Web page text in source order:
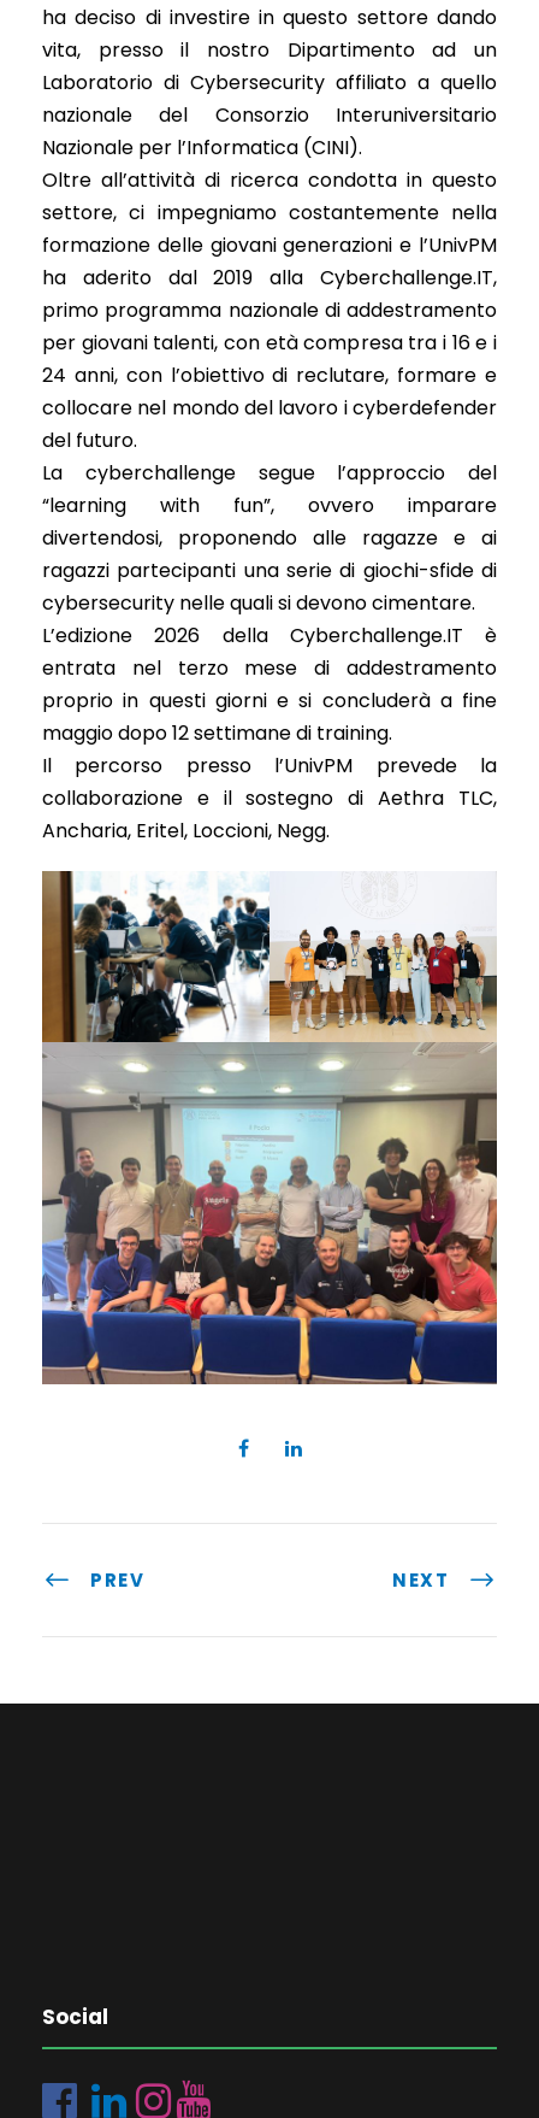
ha deciso di investire in questo settore dando
vita, presso il nostro Dipartimento ad un
Laboratorio di Cybersecurity affiliato a quello
nazionale del Consorzio Interuniversitario
Nazionale per l’Informatica (CINI).
Oltre all’attività di ricerca condotta in questo
settore, ci impegniamo costantemente nella
formazione delle giovani generazioni e l’UnivPM
ha aderito dal 2019 alla Cyberchallenge.IT,
primo programma nazionale di addestramento
per giovani talenti, con età compresa tra i 16 e i
24 anni, con l’obiettivo di reclutare, formare e
collocare nel mondo del lavoro i cyberdefender
del futuro.
La cyberchallenge segue l’approccio del
“learning with fun”, ovvero imparare
divertendosi, proponendo alle ragazze e ai
ragazzi partecipanti una serie di giochi-sfide di
cybersecurity nelle quali si devono cimentare.
L’edizione 2026 della Cyberchallenge.IT è
entrata nel terzo mese di addestramento
proprio in questi giorni e si concluderà a fine
maggio dopo 12 settimane di training.
Il percorso presso l’UnivPM prevede la
collaborazione e il sostegno di Aethra TLC,
Ancharia, Eritel, Loccioni, Negg.
PREV NEXT
Social